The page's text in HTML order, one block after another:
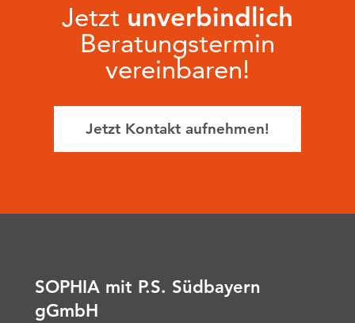
Jetzt unverbindlich
Beratungstermin
vereinbaren!
Jetzt Kontakt aufnehmen!
SOPHIA mit P.S. Südbayern
gGmbH